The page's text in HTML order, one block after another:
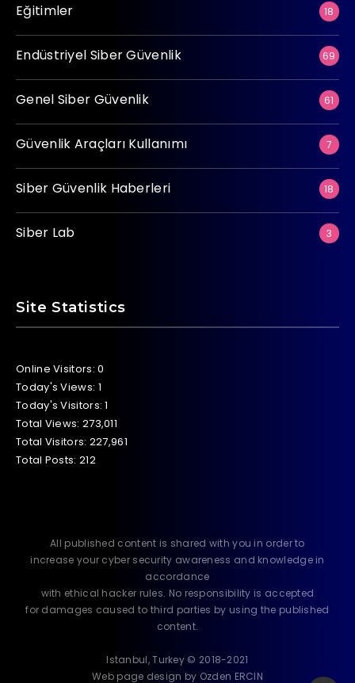
Eğitimler 18
Endüstriyel Siber Güvenlik 69
Genel Siber Güvenlik 61
Güvenlik Araçları Kullanımı 7
Siber Güvenlik Haberleri 18
Siber Lab 3
Site Statistics
Online Visitors:0
Today's Views: 1
Today's Visitors:1
Total Views: 273,011
Total Visitors: 227,961
Total Posts: 212
All published content is shared with you in order to
increase your cyber security awareness and knowledge in
accordance
with ethical hacker rules. No responsibility is accepted
for damages caused to third parties by using the published
content.
Istanbul, Turkey © 2018-2021
Web page design by Ozden ERCIN